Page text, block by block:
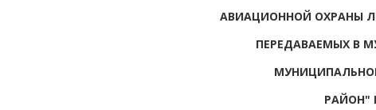
АВИАЦИОННОЙ ОХРАНЫ
ПЕРЕДАВАЕМЫХ В
РАЙОН"